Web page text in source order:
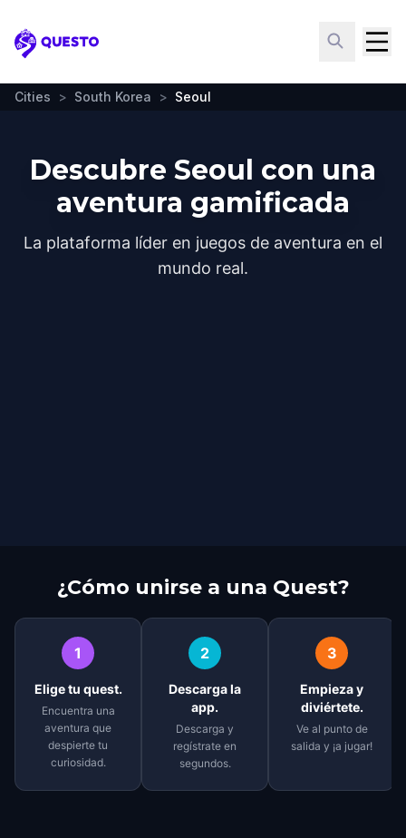
Questo
Cities > South Korea > Seoul
Descubre Seoul con una
aventura gamificada
La plataforma líder en juegos de aventura en el
mundo real.
¿Cómo unirse a una Quest?
1
Elige tu quest.
Encuentra una
aventura que
despierte tu
curiosidad.
2
Descarga la
app.
Descarga y
regístrate en
segundos.
3
Empieza y
diviértete.
Ve al punto de
salida y ¡a jugar!